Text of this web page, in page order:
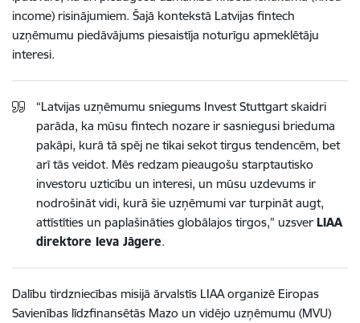
income) risinājumiem. Šajā kontekstā Latvijas fintech
uzņēmumu piedāvājums piesaistīja noturīgu apmeklētāju
interesi.
“Latvijas uzņēmumu sniegums Invest Stuttgart skaidri
parāda, ka mūsu fintech nozare ir sasniegusi brieduma
pakāpi, kurā tā spēj ne tikai sekot tirgus tendencēm, bet
arī tās veidot. Mēs redzam pieaugošu starptautisko
investoru uzticību un interesi, un mūsu uzdevums ir
nodrošināt vidi, kurā šie uzņēmumi var turpināt augt,
attīstīties un paplašināties globālajos tirgos,” uzsver LIAA
direktore Ieva Jāgere.
Dalību tirdzniecības misijā ārvalstīs LIAA organizē Eiropas
Savienības līdzfinansētās Mazo un vidējo uzņēmumu (MVU)